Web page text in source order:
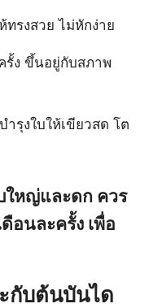
ทรงสวย ไม่หักง่าย
รั้ง ขึ้นอยู่กับสภาพ
ำรุงใบให้เขียวสด โต
ใหญ่และดก ควร
อนละครั้ง เพื่อ
กับต้นบันได